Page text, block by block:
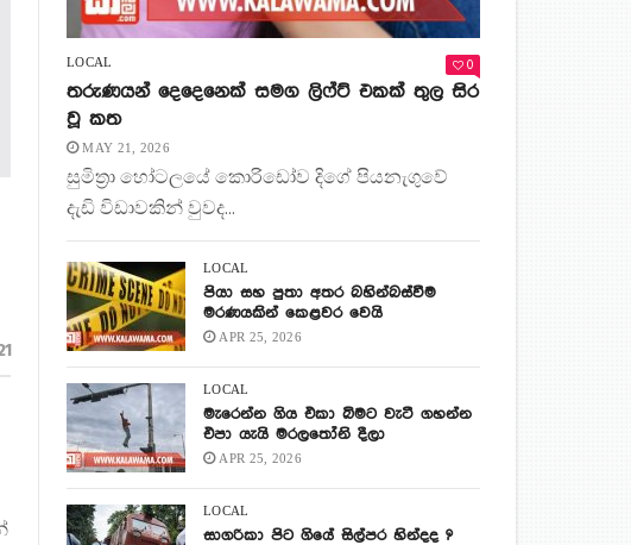
LOCAL 0
තරුණයන් දෙදෙනෙක් සමග ලිෆ්ට් එකක් තුල සිර
වූ කත
MAY 21, 2026
සුමිත්‍රා හෝටලයේ කොරිඩෝව දිගේ පියනැගුවේ
දැඩි විඩාවකින් වුවද...
LOCAL
පියා සහ පුතා අතර බහින්බස්වීම
මරණයකින් කෙළවර වෙයි
APR 25, 2026
LOCAL
මැරෙන්න ගිය එකා බිමට වැටී ගහන්න
එපා යැයි මරලතෝනි දීලා
APR 25, 2026
LOCAL
සාගරිකා පිට ගියේ සිල්පර හින්දද ?